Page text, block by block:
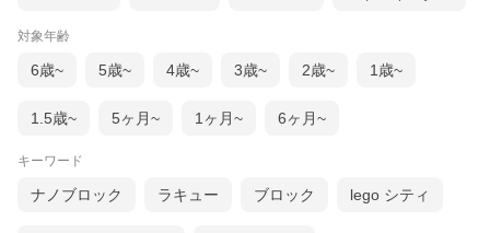
対象年齢
6歳~ 5歳~ 4歳~ 3歳~ 2歳~ 1歳~
1.5歳~ 5ヶ月~ 1ヶ月~ 6ヶ月~
キーワード
ナノブロック ラキュー ブロック lego シティ